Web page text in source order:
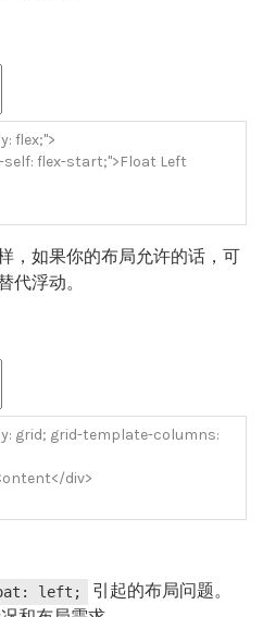
flex;">
self: flex-start;">Float Left
，如果你的布局允许的话，可
代浮动。
grid; grid-template-columns:
</div>
left;
引起的布局问题。